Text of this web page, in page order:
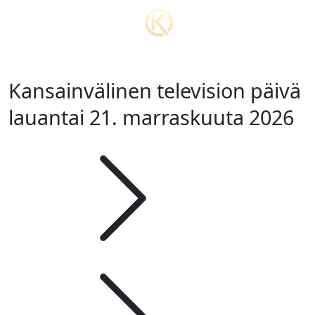
Kansainvälinen television päivä
lauantai 21. marraskuuta 2026